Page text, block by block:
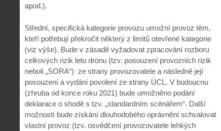
apod.).
Střední, specifická kategorie provozu umožní provoz těm,
kteří potřebují překročit některý z limitů otevřené kategorie
(viz výše). Bude v zásadě vyžadovat zpracování rozboru
celkových rizik letu dronu (tzv. posouzení provozních rizik
neboli „SORA“) ze strany provozovatele a následně její
posouzení a vydání povolení ze strany ÚCL. V budoucnu
(zhruba od konce roku 2021) bude umožněno podání
deklarace o shodě s tzv. „standardním scénářem“. Další
možností bude získání dlouhodobého oprávnění schvalovat
vlastní provoz (tzv. osvědčení provozovatele lehkých